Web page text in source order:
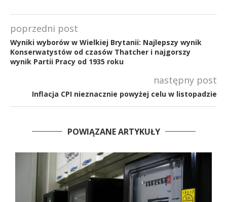
poprzedni post
Wyniki wyborów w Wielkiej Brytanii: Najlepszy wynik
Konserwatystów od czasów Thatcher i najgorszy
wynik Partii Pracy od 1935 roku
następny post
Inflacja CPI nieznacznie powyżej celu w listopadzie
POWIĄZANE ARTYKUŁY